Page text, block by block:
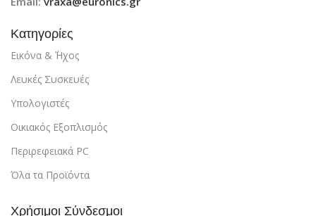
Κατηγορίες
Εικόνα & ΄Ήχος
Λευκές Συσκευές
Υπολογιστές
Οικιακός Εξοπλισμός
Περιρεφειακά PC
Όλα τα Προϊόντα
Χρήσιμοι Σύνδεσμοι